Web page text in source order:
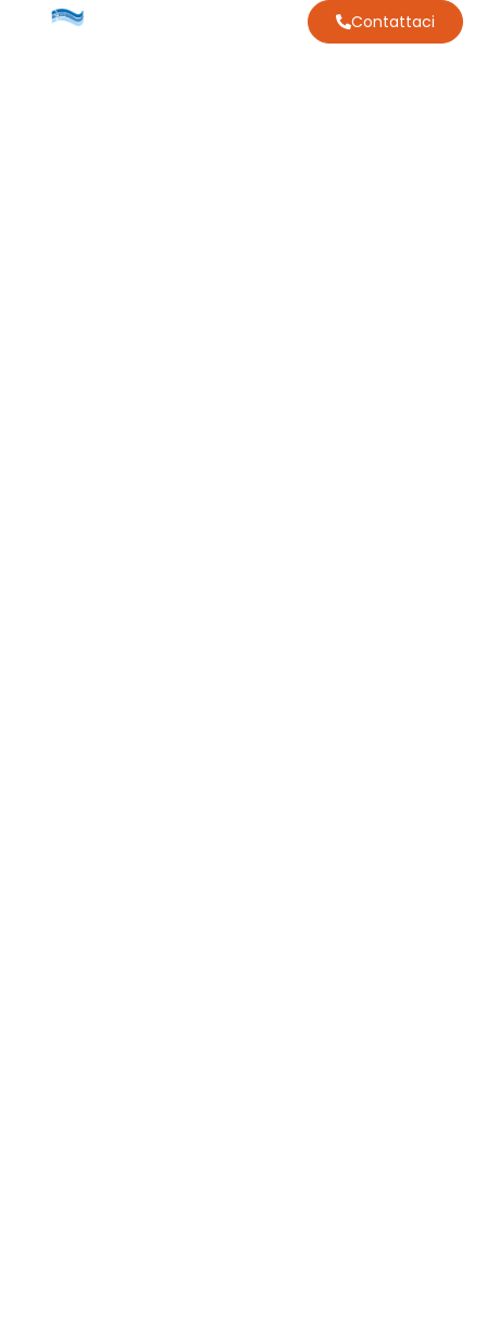
Contattaci